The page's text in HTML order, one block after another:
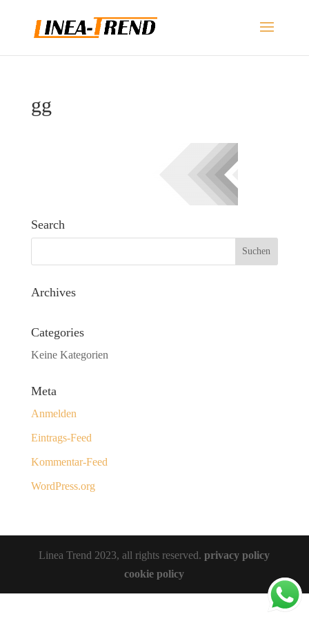
gg
Search
Archives
Categories
Keine Kategorien
Meta
Anmelden
Eintrags-Feed
Kommentar-Feed
WordPress.org
Linea Trend 2023, all rights reserved.privacy policy
cookie policy